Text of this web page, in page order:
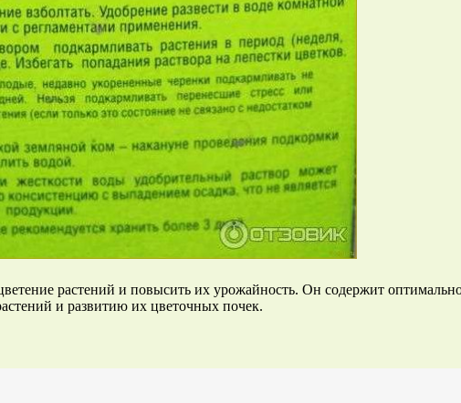
растений и повысить их урожайность. Он содержит
и развитию их цветочных почек.